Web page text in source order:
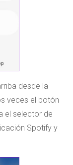
desde la
veces el botón
el selector de
Spotify y